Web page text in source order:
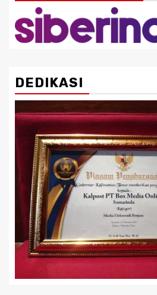
DEDIKASI